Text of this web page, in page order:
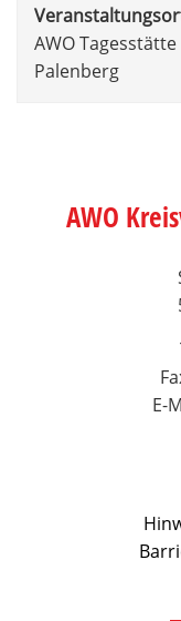
AWO
Palenberg
AWO
E-